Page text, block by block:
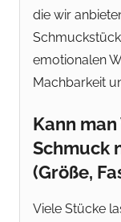
die wir
emotionalen
Machbarkeit
Kann
Schmuck
(Größe,
Viele Stücke